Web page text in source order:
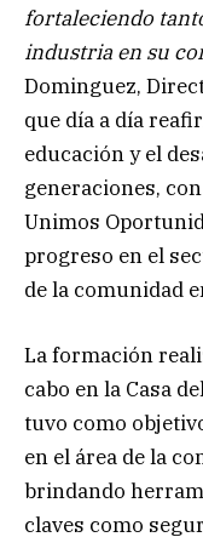
fortaleciendo
industria en su
Dominguez,
que día a día
educación y el
generaciones,
Unimos
progreso en el
de la comunidad
La formación
cabo en la Casa
tuvo como
en el área de la
brindando
claves como